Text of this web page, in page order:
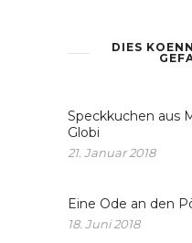
DIES
Speckkuchen aus
Globi
21. Januar 2018
Eine Ode an den
18. Juni 2018